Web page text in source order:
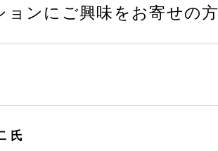
ョンにご興味をお寄せの方
氏